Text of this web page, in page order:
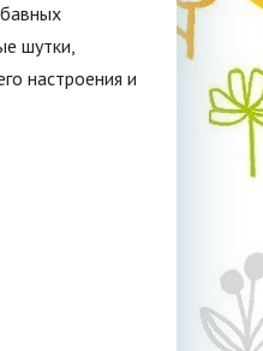
шутки,
настроения и